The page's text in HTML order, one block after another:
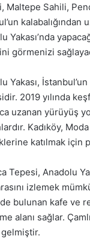
Maltepe Sahili,
Yakası’nda
görmenizi
Yakası,
2019 yılında
uzanan yürüyüş
Kadıköy,
katılmak için
Tepesi, Anadolu
izlemek
bulunan kafe ve
alanı sağlar.